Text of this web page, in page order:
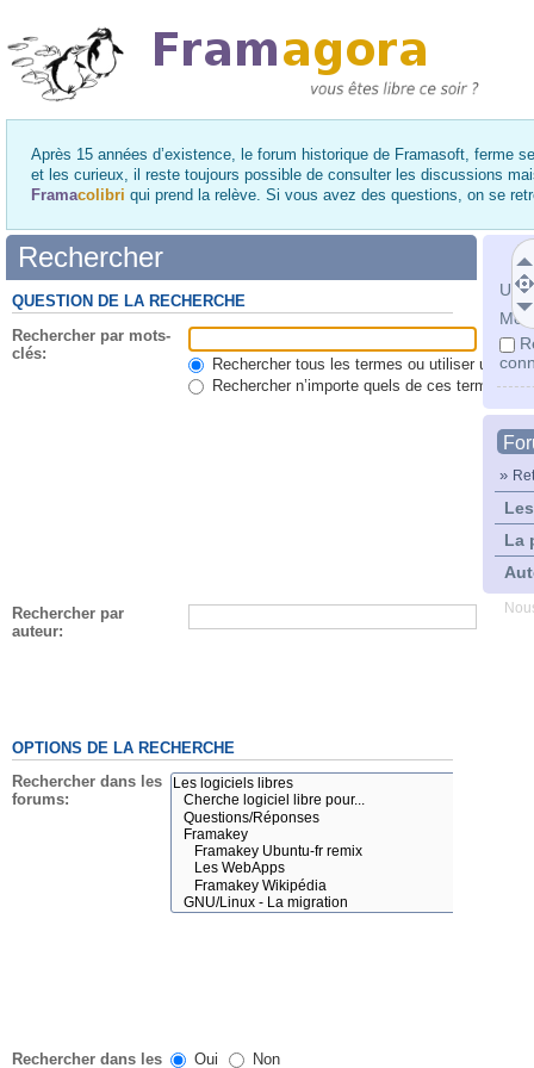
Après 15 années d’existence, le forum historique de Framasoft, ferme
et les curieux, il reste toujours possible de consulter les discussions
Framacolibri qui prend la relève. Si vous avez des questions, on se
Mot
»
La
Rechercher
QUESTION DE LA RECHERCHE
Rechercher par mots-
clés:
Rechercher tous les termes ou utiliser une
Rechercher n’importe quels de ces termes
Rechercher par
auteur:
OPTIONS DE LA RECHERCHE
Rechercher dans les
forums:
Rechercher dans les Oui Non